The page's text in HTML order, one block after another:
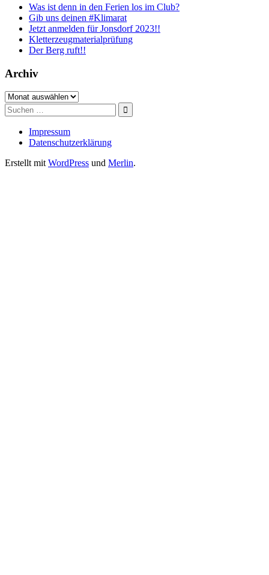
Was ist denn in den Ferien los im Club?
Gib uns deinen #Klimarat
Jetzt anmelden für Jonsdorf 2023!!
Kletterzeugmaterialprüfung
Der Berg ruft!!
Archiv
Archiv
Suche
nach:
Impressum
Datenschutzerklärung
Erstellt mit WordPress und Merlin.